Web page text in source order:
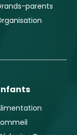
parents